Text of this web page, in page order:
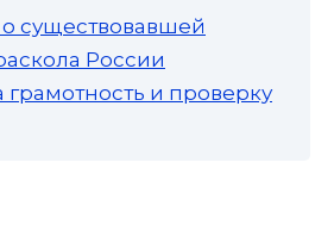
о существовавшей
России
грамотность и проверку